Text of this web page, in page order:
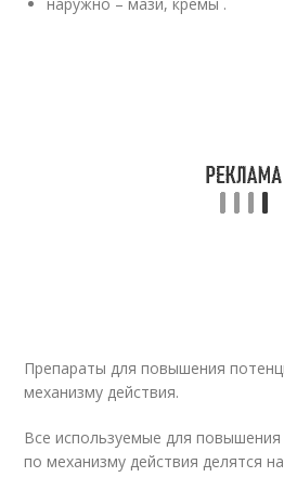
наружно – мази, кремы .
Препараты для повышения
механизму действия.
Все используемые для
по механизму действия делятся